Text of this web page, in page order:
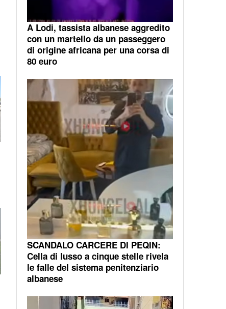
A Lodi, tassista albanese aggredito
con un martello da un passeggero
di origine africana per una corsa di
80 euro
SCANDALO CARCERE DI PEQIN:
Cella di lusso a cinque stelle rivela
le falle del sistema penitenziario
albanese